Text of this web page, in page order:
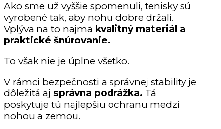
Ako sme už vyššie spomenuli, tenisky sú
vyrobené tak, aby nohu dobre držali.
Vplýva na to najmä kvalitný materiál a
praktické šnúrovanie.
To však nie je úplne všetko.
V rámci bezpečnosti a správnej stability je
dôležitá aj správna podrážka. Tá
poskytuje tú najlepšiu ochranu medzi
nohou a zemou.